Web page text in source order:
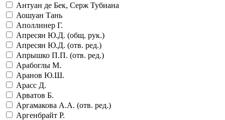
Антуан де Бек, Серж Тубиана
Аошуан Тань
Аполлинер Г.
Апресян Ю.Д. (общ. рук.)
Апресян Ю.Д. (отв. ред.)
Апрышко П.П. (отв. ред.)
Арабоглы М.
Аранов Ю.Ш.
Арасс Д.
Арватов Б.
Аргамакова А.А. (отв. ред.)
Аргенбрайт Р.